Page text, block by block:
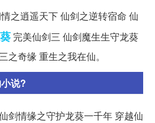
之逍遥天下 仙剑之逆转宿命 仙
完美仙剑三 仙剑魔生生守龙葵
之奇缘 重生之我在仙。
说?
剑情缘之守护龙葵一千年 穿越仙